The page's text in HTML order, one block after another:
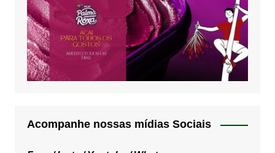
Acompanhe nossas mídias Sociais